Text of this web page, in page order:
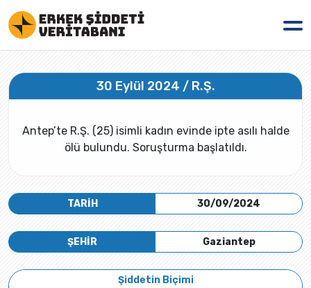
30 Eylül 2024 / R.Ş.
Antep’te R.Ş. (25) isimli kadın evinde ipte asılı halde
ölü bulundu. Soruşturma başlatıldı.
TARİH 30/09/2024
Gaziantep
ŞEHİR
Şiddetin Biçimi